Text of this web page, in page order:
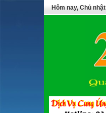
Hôm nay, Chủ